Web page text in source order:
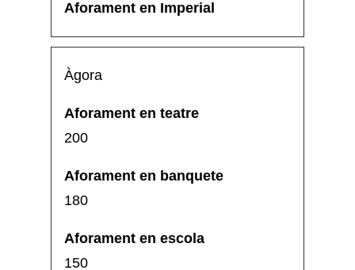
Àgora
200
180
150